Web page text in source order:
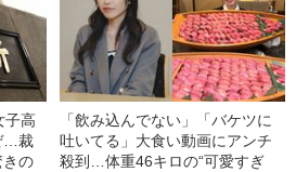
子高
…裁
きの
「飲み込んでない」「バケツに
吐いてる」大食い動画にアンチ
殺到…体重46キロの“可愛すぎ